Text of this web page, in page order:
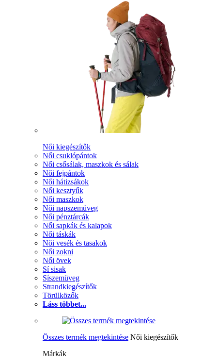
Női kiegészítők
Női csuklópántok
Női csősálak, maszkok és sálak
Női fejpántok
Női hátizsákok
Női kesztyűk
Női maszkok
Női napszemüveg
Női pénztárcák
Női sapkák és kalapok
Női táskák
Női vesék és tasakok
Női zokni
Női övek
Sí sisak
Síszemüveg
Strandkiegészítők
Törülközők
Láss többet...
Összes termék megtekintése Női kiegészítők
Márkák